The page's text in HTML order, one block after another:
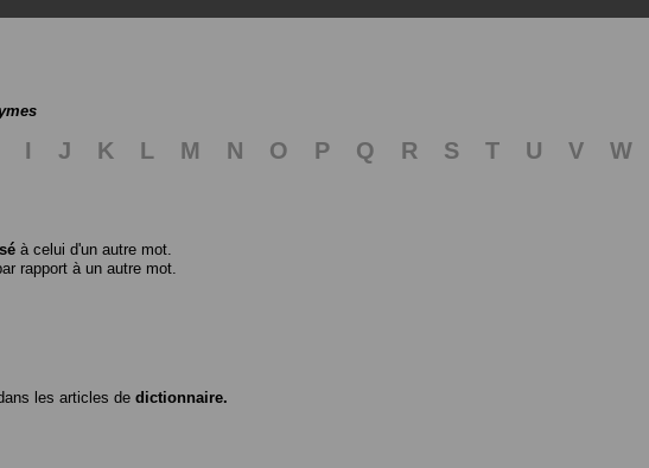
I J K L M N O P Q R S T U V W
à celui d'un autre mot.
rapport à un autre mot.
les articles de dictionnaire.